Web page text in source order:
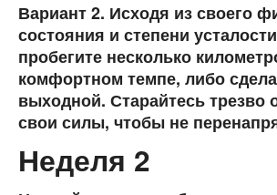
Вариант 2. Исходя из своего
состояния и степени
пробегите несколько
комфортном темпе, либо
выходной. Старайтесь трезво
свои силы, чтобы не
Неделя 2